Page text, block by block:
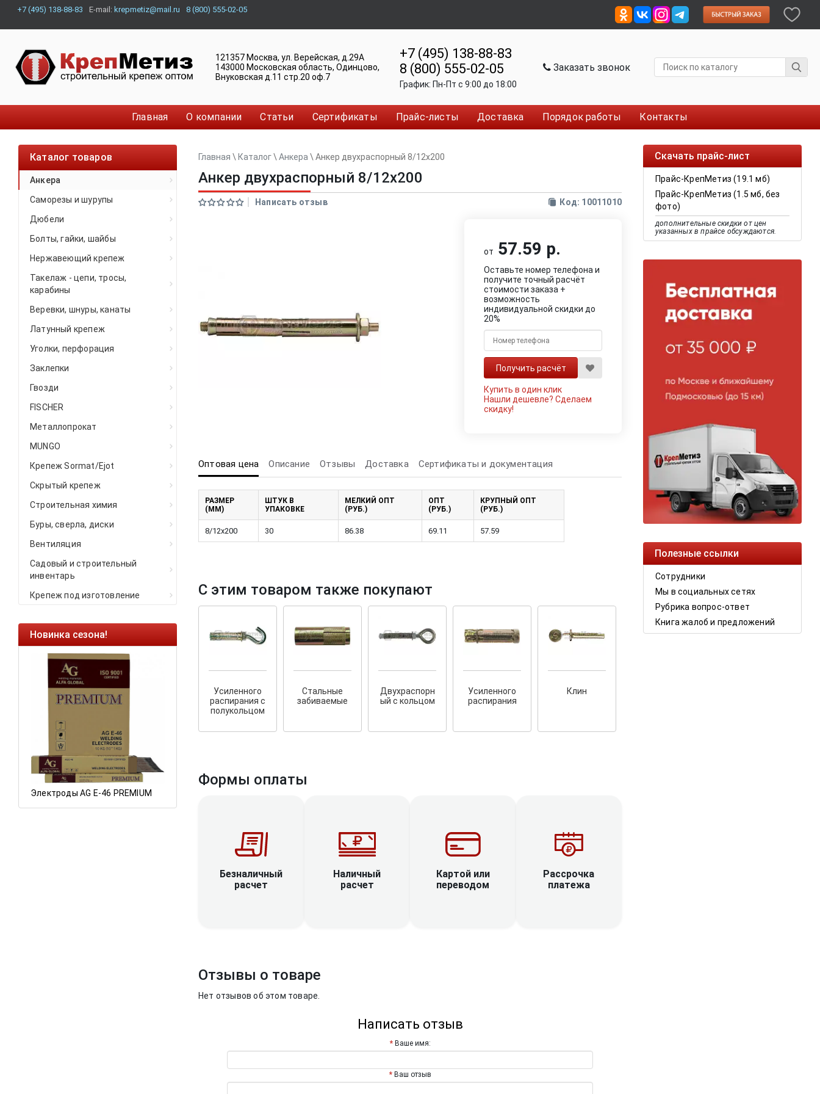
+7 (495) 138-88-83 E-mail: krepmetiz@mail.ru 8 (800) 555-02-05
121357 Москва, ул. Верейская, д.29А
143000 Московская область, Одинцово,
Внуковская д.11 стр.20 оф.7
+7 (495) 138-88-83
8 (800) 555-02-05
График: Пн-Пт c 9:00 до 18:00
Заказать звонок
Главная О компании Статьи Сертификаты Прайс-листы Доставка Порядок работы Контакты
Каталог товаров
Анкера
Саморезы и шурупы
Дюбели
Болты, гайки, шайбы
Нержавеющий крепеж
Такелаж - цепи, тросы,
карабины
Веревки, шнуры, канаты
Латунный крепеж
Уголки, перфорация
Заклепки
Гвозди
FISCHER
Металлопрокат
MUNGO
Крепеж Sormat/Ejot
Скрытый крепеж
Строительная химия
Буры, сверла, диски
Вентиляция
Садовый и строительный
инвентарь
Крепеж под изготовление
Новинка сезона!
Электроды AG E-46 PREMIUM
Ликвидация остатков!
Ликвидация складских
остатков по ценам 2020 года!
Cкрытый крепеж
У нас появился
крепеж для деревянных террас
и фасадов .
Скачать прайс-лист
Прайс-КрепМетиз (19.1 мб)
Прайс-КрепМетиз (1.5 мб, без
фото)
дополнительные скидки от цен
указанных в прайсе обсуждаются.
Полезные ссылки
Сотрудники
Мы в социальных сетях
Рубрика вопрос-ответ
Книга жалоб и предложений
Главная \ Каталог\ Анкера \ Анкер двуxраспорный 8/12x200
Анкер двуxраспорный 8/12x200
Написать отзыв Код: 10011010
от 57.59 р.
Оставьте номер телефона и
получите точный расчёт
стоимости заказа +
возможность
индивидуальной скидки до
20%
Купить в один клик
Нашли дешевле?Сделаем
скидку!
Оптовая цена Описание Отзывы Доставка Сертификаты и документация
РАЗМЕР
(ММ)
ШТУК В
УПАКОВКЕ
МЕЛКИЙ ОПТ
(РУБ.)
ОПТ
(РУБ.)
КРУПНЫЙ ОПТ
(РУБ.)
8/12x200 30 86.38 69.11 57.59
С этим товаром также покупают
Усиленного
распирания с
полукольцом
Стальные
забиваемые
Двухраспорн
ый с кольцом
Усиленного
распирания
Клин
Формы оплаты
Безналичный
расчет
Наличный
расчет
Картой или
переводом
Рассрочка
платежа
Отзывы о товаре
Нет отзывов об этом товаре.
Написать отзыв
Ваше имя:
Ваш отзыв